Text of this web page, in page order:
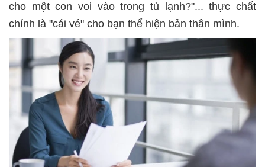
cho một con voi vào trong tủ lạnh?"... thực chất
chính là "cái vé" cho bạn thể hiện bản thân mình.